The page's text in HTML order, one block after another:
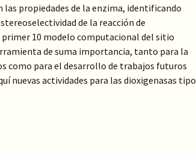
las propiedades de la enzima, identificando
de la reacción de
10 modelo computacional del sitio
de suma importancia, tanto para la
como para el desarrollo de trabajos futuros
nuevas actividades para las dioxigenasas tipo